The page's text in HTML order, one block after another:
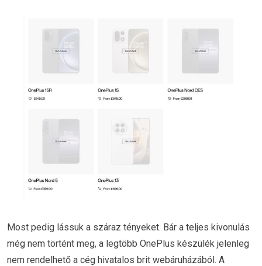
Most pedig lássuk a száraz tényeket. Bár a teljes kivonulás
még nem történt meg, a legtöbb OnePlus készülék jelenleg
nem rendelhető a cég hivatalos brit webáruházából. A